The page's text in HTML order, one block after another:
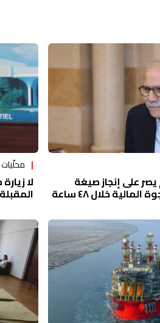
من لبنان
ثقافة ومجتمع
منوعات
على إنجاز صيغة
خلال ٤٨ ساعة
محلّيات
لا